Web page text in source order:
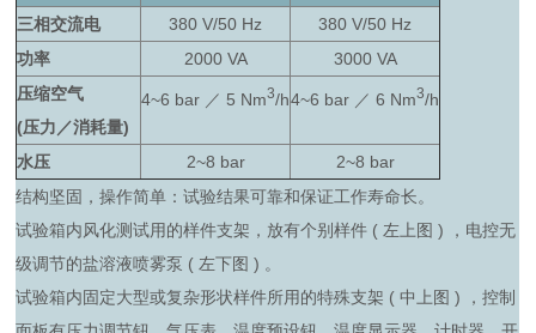
三相交流电
380 V/50 Hz
380 V/50 Hz
功率
2000 VA
3000 VA
压缩空气
(压力／消耗量)
4~6 bar ／ 5 Nm3/h4~6 bar ／ 6 Nm3/h
水压 2~8 bar
2~8 bar
结构坚固，操作简单：试验结果可靠和保证工作寿命长。
试验箱内风化测试用的样件支架，放有个别样件 ( 左上图 ) ，电控无
级调节的盐溶液喷雾泵 ( 左下图 ) 。
试验箱内固定大型或复杂形状样件所用的特殊支架 ( 中上图 ) ，控制